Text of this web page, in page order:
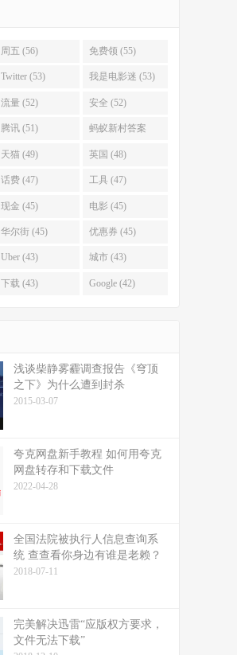
周五 (56) 免费领 (55)
Twitter (53) 我是电影迷 (53)
流量 (52) 安全 (52)
腾讯 (51) 蚂蚁新村答案
(51)
天猫 (49) 英国 (48)
话费 (47) 工具 (47)
现金 (45) 电影 (45)
华尔街 (45) 优惠券 (45)
Uber (43) 城市 (43)
下载 (43) Google (42)
浅谈柴静雾霾调查报告《穹顶
之下》为什么遭到封杀
2015-03-07
夸克网盘新手教程 如何用夸克
网盘转存和下载文件
2022-04-28
全国法院被执行人信息查询系
统 查查看你身边有谁是老赖？
2018-07-11
完美解决迅雷“应版权方要求，
文件无法下载”